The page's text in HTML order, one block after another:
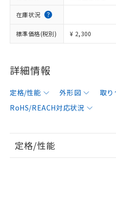
在庫状況
標準価格(税別) ¥ 2,300
詳細情報
定格/性能 外形図 取り
RoHS/REACH対応状況
定格/性能